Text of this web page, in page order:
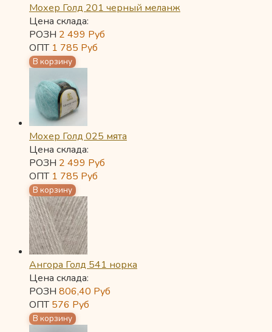
Мохер Голд 201 черный меланж
Цена склада:
РОЗН 2 499 Руб
ОПТ 1 785 Руб
Мохер Голд 025 мята
Цена склада:
РОЗН 2 499 Руб
ОПТ 1 785 Руб
Ангора Голд 541 норка
Цена склада:
РОЗН 806,40 Руб
ОПТ576 Руб